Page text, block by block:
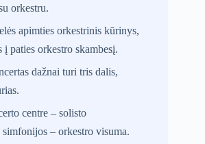
orkestru.
apimties orkestrinis kūrinys,
į paties orkestro skambesį.
dažnai turi tris dalis,
centre – solisto
– orkestro visuma.